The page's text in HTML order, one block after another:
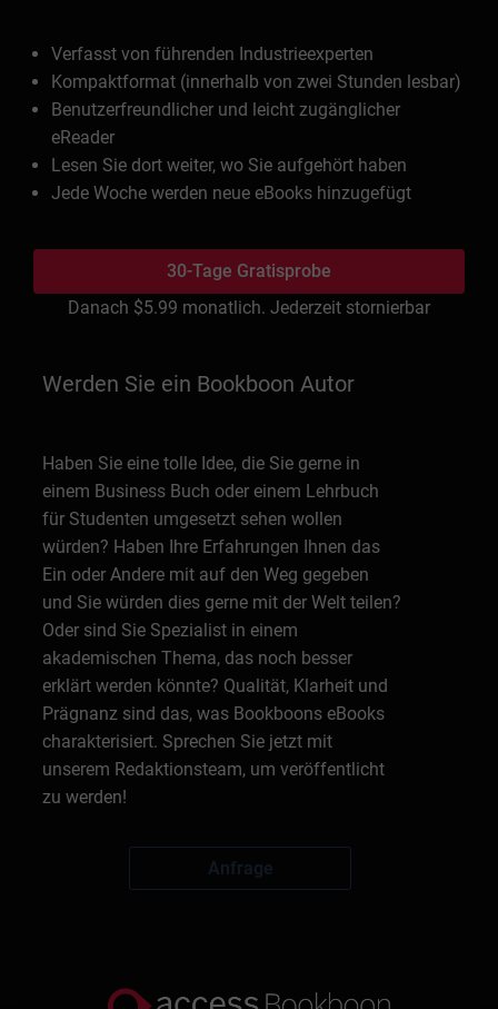
Verfasst von führenden Industrieexperten
Kompaktformat (innerhalb von zwei Stunden lesbar)
Benutzerfreundlicher und leicht zugänglicher
eReader
Lesen Sie dort weiter, wo Sie aufgehört haben
Jede Woche werden neue eBooks hinzugefügt
30-Tage Gratisprobe
Danach $5.99 monatlich. Jederzeit stornierbar
Werden Sie ein Bookboon Autor
Haben Sie eine tolle Idee, die Sie gerne in
einem Business Buch oder einem Lehrbuch
für Studenten umgesetzt sehen wollen
würden? Haben Ihre Erfahrungen Ihnen das
Ein oder Andere mit auf den Weg gegeben
und Sie würden dies gerne mit der Welt teilen?
Oder sind Sie Spezialist in einem
akademischen Thema, das noch besser
erklärt werden könnte? Qualität, Klarheit und
Prägnanz sind das, was Bookboons eBooks
charakterisiert. Sprechen Sie jetzt mit
unserem Redaktionsteam, um veröffentlicht
zu werden!
Anfrage